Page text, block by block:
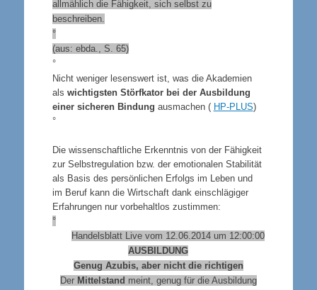
allmählich die Fähigkeit, sich selbst zu
beschreiben.
°
(aus: ebda., S. 65)
°
Nicht weniger lesenswert ist, was die Akademien
als wichtigsten Störfkator bei der Ausbildung
einer sicheren Bindung ausmachen ( HP-PLUS)
°
Die wissenschaftliche Erkenntnis von der Fähigkeit
zur Selbstregulation bzw. der emotionalen Stabilität
als Basis des persönlichen Erfolgs im Leben und
im Beruf kann die Wirtschaft dank einschlägiger
Erfahrungen nur vorbehaltlos zustimmen:
°
Handelsblatt Live vom 12.06.2014 um 12:00:00
AUSBILDUNG
Genug Azubis, aber nicht die richtigen
Der Mittelstand meint, genug für die Ausbildung